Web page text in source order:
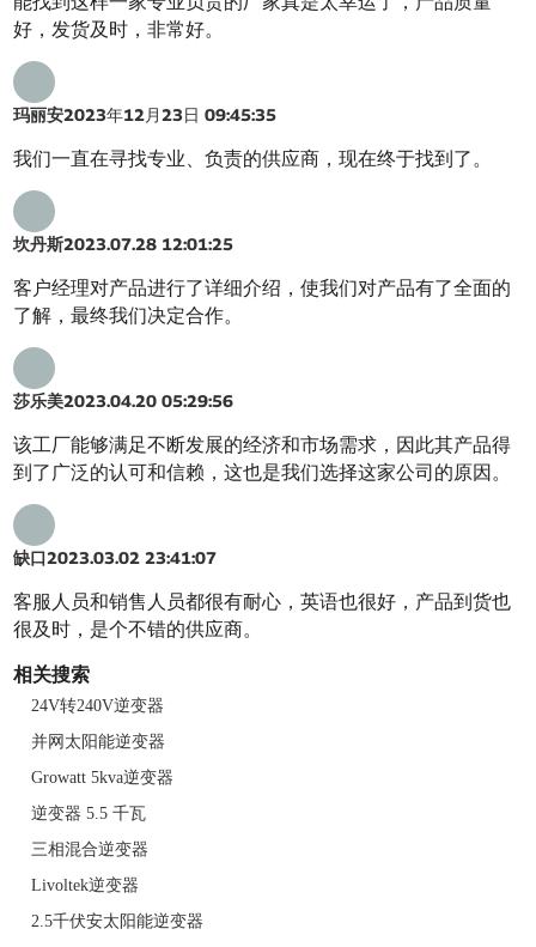
好，发货及时，非常好。
玛丽安2023年12月23日 09:45:35
我们一直在寻找专业、负责的供应商，现在终于找到了。
坎丹斯2023.07.28 12:01:25
客户经理对产品进行了详细介绍，使我们对产品有了全面的
了解，最终我们决定合作。
莎乐美2023.04.20 05:29:56
该工厂能够满足不断发展的经济和市场需求，因此其产品得
到了广泛的认可和信赖，这也是我们选择这家公司的原因。
缺口2023.03.02 23:41:07
客服人员和销售人员都很有耐心，英语也很好，产品到货也
很及时，是个不错的供应商。
相关搜索
24V转240V逆变器
并网太阳能逆变器
Growatt 5kva逆变器
逆变器 5.5 千瓦
三相混合逆变器
Livoltek逆变器
2.5千伏安太阳能逆变器